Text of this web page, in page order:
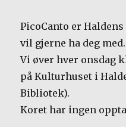
PicoCanto er
vil gjerne ha deg med.
Vi øver hver onsdag
på Kulturhuset i
Bibliotek).
Koret har ingen